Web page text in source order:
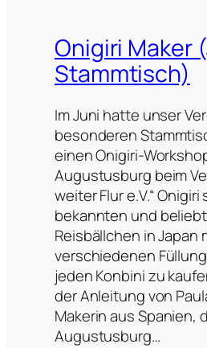
Onigiri Maker
Stammtisch)
Im Juni hatte unser
besonderen
einen Onigiri-
Augustusburg beim
weiter Flur e.V.“ Onigiri
bekannten und
Reisbällchen in Japan
verschiedenen
jeden Konbini zu
der Anleitung von
Makerin aus Spanien,
Augustusburg…